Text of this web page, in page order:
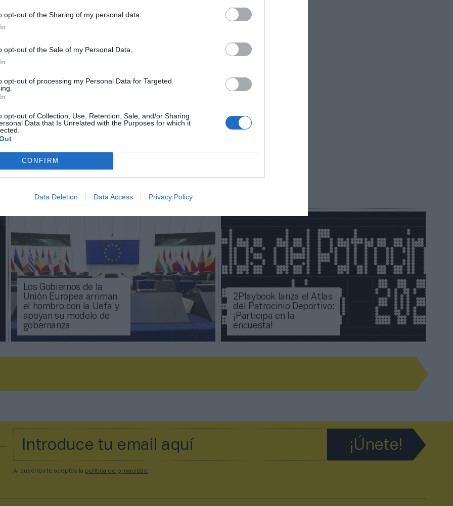
opt-out of the Sharing of my personal data.
opt-out of the Sale of my Personal Data.
opt-out of processing my Personal Data for Targeted
opt-out of Collection, Use, Retention, Sale, and/or Sharing
Data that Is Unrelated with the Purposes for which it
CONFIRM
Data Deletion Data Access Privacy Policy
no formas parte de 2Playbook Club?
o únete gratis como Simpatizante para leer este contenido!
¡Suscríbete! Inicia sesión
Los Gobiernos de la
Unión Europea arriman
el hombro con la Uefa y
apoyan su modelo de
gobernanza
2Playbook lanza el Atlas
del Patrocinio Deportivo:
¡Participa en la
encuesta!
Al suscribirte aceptas la política de privacidad